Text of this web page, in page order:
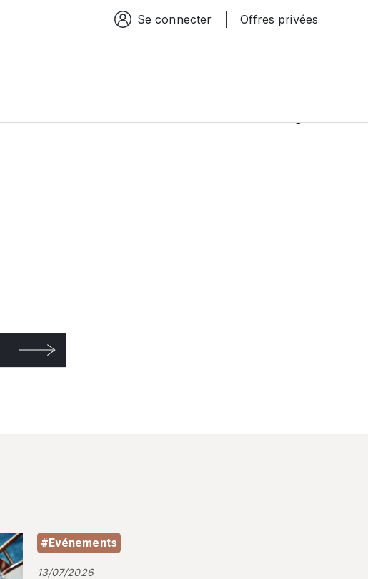
Espace connexion
Se connecter Offres privées
#Evénements
13/07/2026